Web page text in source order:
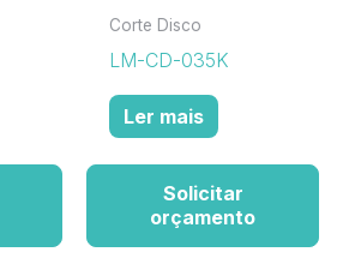
Corte Disco
LM-CD-035K
Ler mais
Solicitar
orçamento